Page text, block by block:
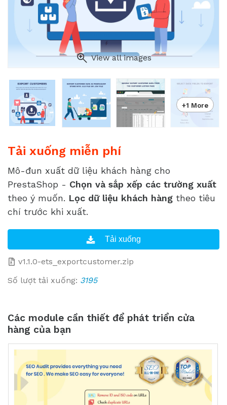
View all images
+1 More
Tải xuống miễn phí
Mô-đun xuất dữ liệu khách hàng cho
PrestaShop - Chọn và sắp xếp các trường xuất
theo ý muốn. Lọc dữ liệu khách hàng theo tiêu
chí trước khi xuất.
v1.1.0-ets_exportcustomer.zip
Số lượt tải xuống: 3195
Các module cần thiết để phát triển cửa
hàng của bạn